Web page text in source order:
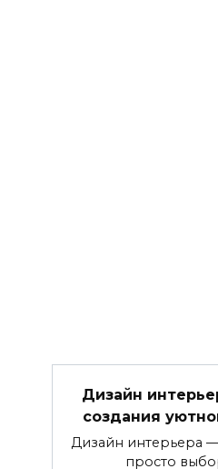
Дизайн
создания
Дизайн интерьера
просто